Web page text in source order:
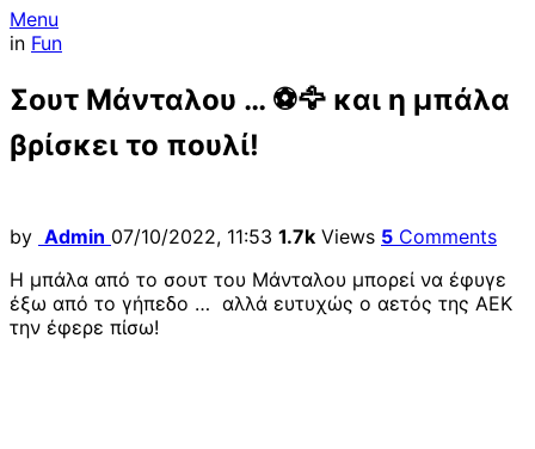
Menu
in Fun
Σουτ Μάνταλου … ⚽🦅 και η μπάλα
βρίσκει το πουλί!
by Admin 07/10/2022, 11:53 1.7k Views 5 Comments
Η μπάλα από το σουτ του Μάνταλου μπορεί να έφυγε
έξω από το γήπεδο … αλλά ευτυχώς ο αετός της ΑΕΚ
την έφερε πίσω!